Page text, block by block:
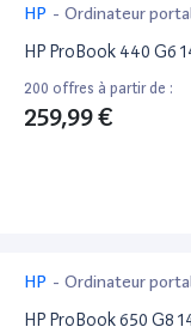
HP - Ordinateur
HP ProBook 440 G6
200 offres à partir de :
259,99 €
HP - Ordinateur
HP ProBook 650 G8